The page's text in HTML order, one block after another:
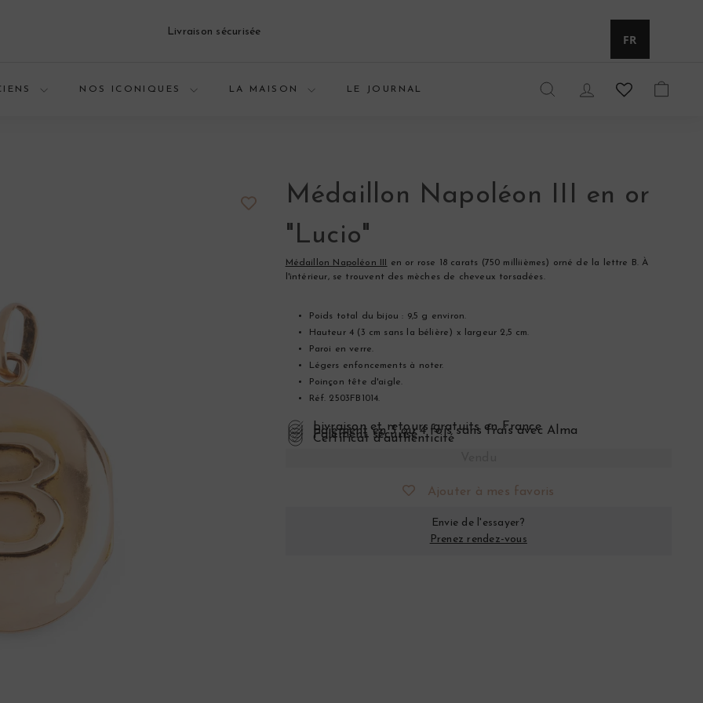
Livraison sécurisée
FR
NOS ICONIQUES LA MAISON LE JOURNAL
RECHERCHERCOMPTE
Médaillon Napoléon III en or
"Lucio"
Médaillon Napoléon III
en or rose 18 carats (750 milliièmes) orné de la lettre B. À
l'intérieur, se trouvent des mèches de cheveux torsadées.
Poids total du bijou : 9,5 g environ.
Hauteur 4 (3 cm sans la bélière) x largeur 2,5 cm.
Paroi en verre.
Légers enfoncements à noter.
Poinçon tête d'aigle.
Réf. 2503FB1014.
Livraison et retours gratuits en France
Paiement en 3 ou 4 fois sans frais avec Alma
Paiement sécurisé
Certificat d’authenticité
Ajouter à mes favoris
Envie de l'essayer?
Prenez rendez-vous